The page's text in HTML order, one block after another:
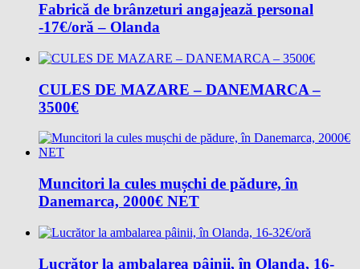
Fabrică de brânzeturi angajează personal
-17€/oră – Olanda
CULES DE MAZARE – DANEMARCA –
3500€
Muncitori la cules mușchi de pădure, în
Danemarca, 2000€ NET
Lucrător la ambalarea pâinii, în Olanda, 16-